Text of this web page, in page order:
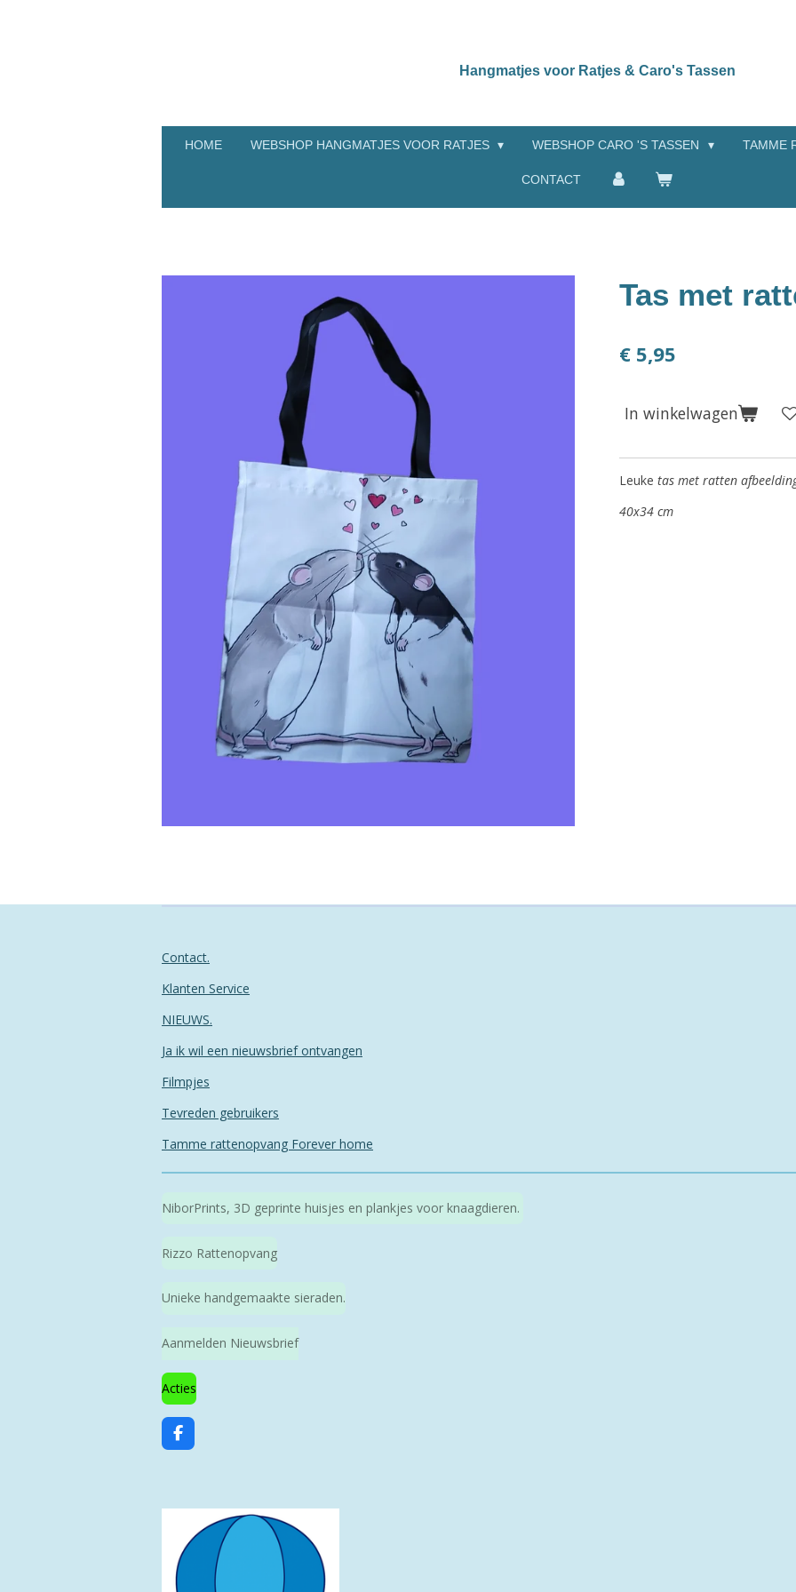
Hangmatjes voor Ratjes & Caro's Tassen
HOME WEBSHOP HANGMATJES VOOR RATJES WEBSHOP CARO 'S TASSEN TAMME
CONTACT
Tas met
€ 5,95
In winkelwagen
Leuke tas met ratten
40x34 cm
Contact.
Klanten Service
NIEUWS.
Ja ik wil een nieuwsbrief ontvangen
Filmpjes
Tevreden gebruikers
Tamme rattenopvang Forever home
NiborPrints, 3D geprinte huisjes en plankjes voor knaagdieren.
Rizzo Rattenopvang
Unieke handgemaakte sieraden.
Aanmelden Nieuwsbrief
Acties
F
a
o